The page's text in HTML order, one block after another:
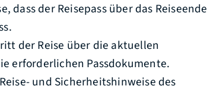
dass der Reisepass über das Reiseende
der Reise über die aktuellen
erforderlichen Passdokumente.
und Sicherheitshinweise des